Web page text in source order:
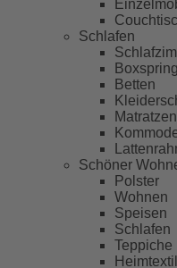
Schlafen
Betten
Matratzen
Schöner
Polster
Wohnen
Speisen
Schlafen
Teppiche